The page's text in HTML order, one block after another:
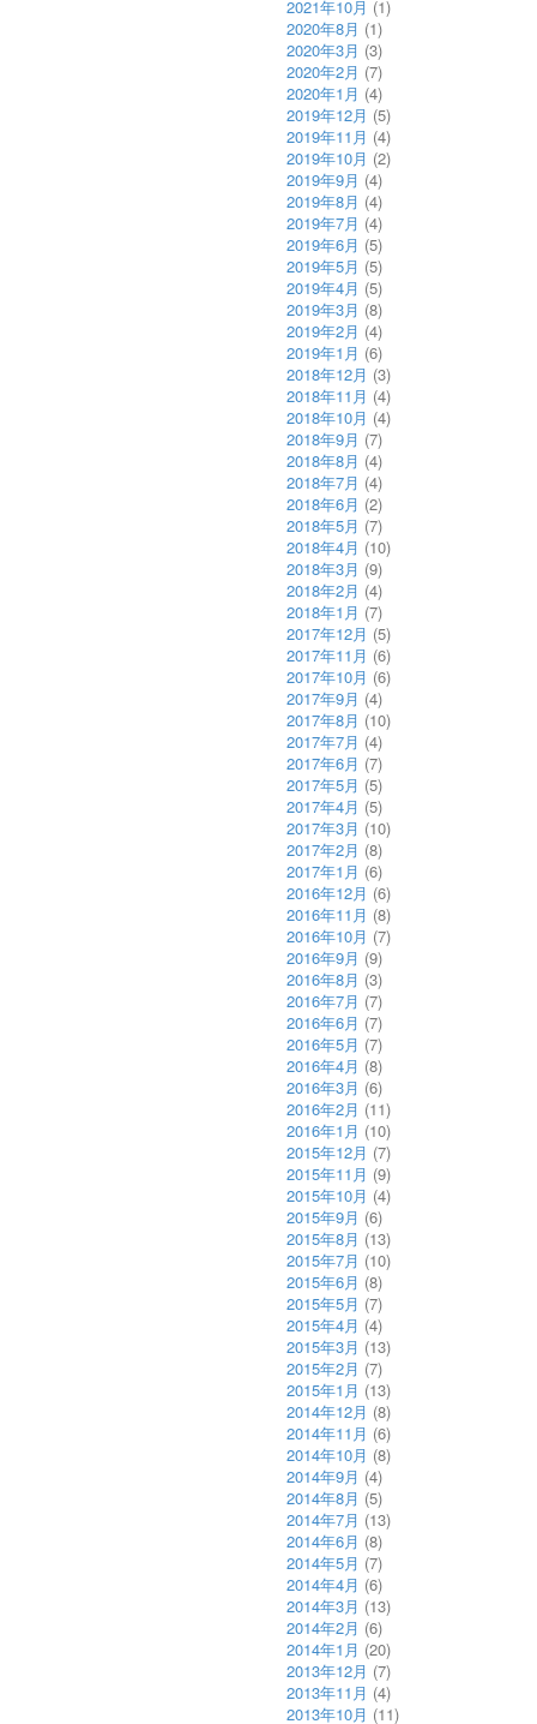
2021年10月 (1)
2020年8月 (1)
2020年3月 (3)
2020年2月 (7)
2020年1月 (4)
2019年12月 (5)
2019年11月 (4)
2019年10月 (2)
2019年9月 (4)
2019年8月 (4)
2019年7月 (4)
2019年6月 (5)
2019年5月 (5)
2019年4月 (5)
2019年3月 (8)
2019年2月 (4)
2019年1月 (6)
2018年12月 (3)
2018年11月 (4)
2018年10月 (4)
2018年9月 (7)
2018年8月 (4)
2018年7月 (4)
2018年6月 (2)
2018年5月 (7)
2018年4月 (10)
2018年3月 (9)
2018年2月 (4)
2018年1月 (7)
2017年12月 (5)
2017年11月 (6)
2017年10月 (6)
2017年9月 (4)
2017年8月 (10)
2017年7月 (4)
2017年6月 (7)
2017年5月 (5)
2017年4月 (5)
2017年3月 (10)
2017年2月 (8)
2017年1月 (6)
2016年12月 (6)
2016年11月 (8)
2016年10月 (7)
2016年9月 (9)
2016年8月 (3)
2016年7月 (7)
2016年6月 (7)
2016年5月 (7)
2016年4月 (8)
2016年3月 (6)
2016年2月 (11)
2016年1月 (10)
2015年12月 (7)
2015年11月 (9)
2015年10月 (4)
2015年9月 (6)
2015年8月 (13)
2015年7月 (10)
2015年6月 (8)
2015年5月 (7)
2015年4月 (4)
2015年3月 (13)
2015年2月 (7)
2015年1月 (13)
2014年12月 (8)
2014年11月 (6)
2014年10月 (8)
2014年9月 (4)
2014年8月 (5)
2014年7月 (13)
2014年6月 (8)
2014年5月 (7)
2014年4月 (6)
2014年3月 (13)
2014年2月 (6)
2014年1月 (20)
2013年12月 (7)
2013年11月 (4)
2013年10月 (11)